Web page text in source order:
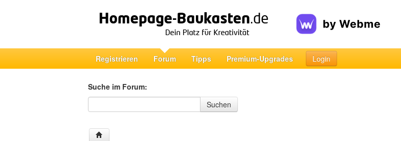
Registrieren Forum Tipps Premium-Upgrades Login
Suche im Forum:
Suche im Forum
Suchen